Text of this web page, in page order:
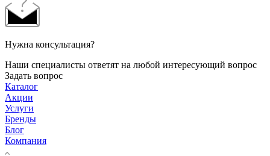
Нужна консультация?
Наши специалисты ответят на любой интересующий вопрос
Задать вопрос
Каталог
Акции
Услуги
Бренды
Блог
Компания